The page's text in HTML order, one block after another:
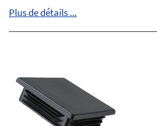
Plus de détails ...